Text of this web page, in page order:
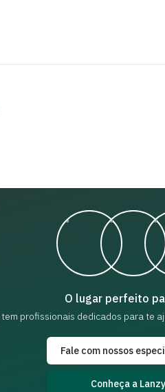
O lugar perfeito
tem profissionais dedicados parate
Fale com nossos
Conheça a Lanzy